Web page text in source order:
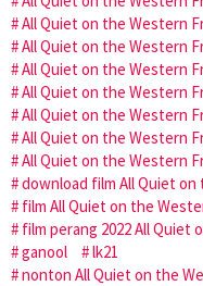
All Quiet on the Western
All Quiet on the Western
All Quiet on the Western
All Quiet on the Western
All Quiet on the Western
All Quiet on the Western
All Quiet on the Western
download film All Quiet
film All Quiet on the
film perang 2022 All Quiet
ganool
lk21
nonton All Quiet on the